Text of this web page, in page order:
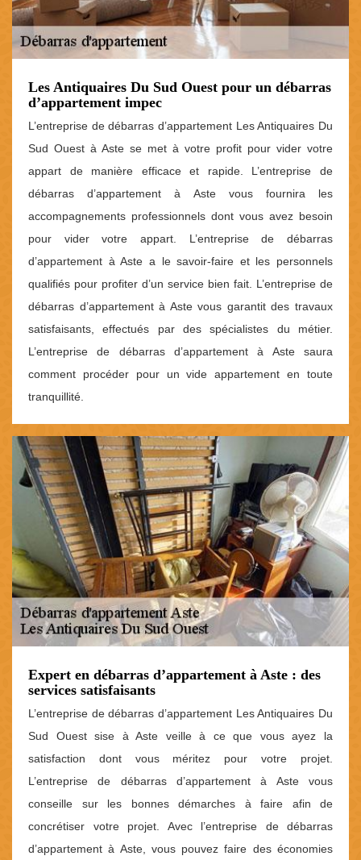
Les Antiquaires Du Sud Ouest pour un débarras
d’appartement impec
L’entreprise de débarras d’appartement Les Antiquaires Du
Sud Ouest à Aste se met à votre profit pour vider votre
appart de manière efficace et rapide. L’entreprise de
débarras d’appartement à Aste vous fournira les
accompagnements professionnels dont vous avez besoin
pour vider votre appart. L’entreprise de débarras
d’appartement à Aste a le savoir-faire et les personnels
qualifiés pour profiter d’un service bien fait. L’entreprise de
débarras d’appartement à Aste vous garantit des travaux
satisfaisants, effectués par des spécialistes du métier.
L’entreprise de débarras d’appartement à Aste saura
comment procéder pour un vide appartement en toute
tranquillité.
Expert en débarras d’appartement à Aste : des
services satisfaisants
L’entreprise de débarras d’appartement Les Antiquaires Du
Sud Ouest sise à Aste veille à ce que vous ayez la
satisfaction dont vous méritez pour votre projet.
L’entreprise de débarras d’appartement à Aste vous
conseille sur les bonnes démarches à faire afin de
concrétiser votre projet. Avec l’entreprise de débarras
d’appartement à Aste, vous pouvez faire des économies